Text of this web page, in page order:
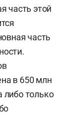
часть этой
часть
в 650 млн
либо только